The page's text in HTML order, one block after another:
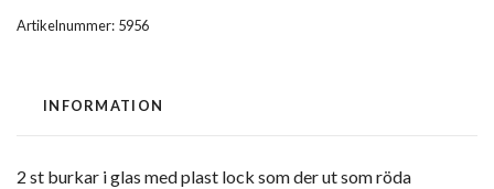
Artikelnummer: 5956
INFORMATION
2 st burkar i glas med plast lock som der ut som röda